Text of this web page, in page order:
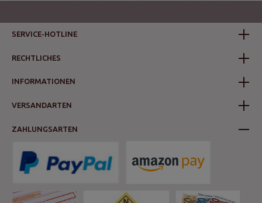
SERVICE-HOTLINE
RECHTLICHES
INFORMATIONEN
VERSANDARTEN
ZAHLUNGSARTEN